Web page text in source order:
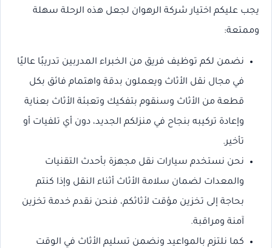
يجب عليكم اختيار شركة الرهوان لجعل هذه الرحلة سهلة
وممتعة:
نضمن لكم توظيف فريق من الخبراء المدربين تدريبًا عاليًا
في مجال نقل الأثاث ويعملون بدقة واهتمام فائق بكل
قطعة من الأثاث وسنقوم بتفكيك وتعبئة الأثاث بعناية
وإعادة تركيبه بنجاح في منزلكم الجديد، دون أي تلفيات أو
تأخير.
نحن نستخدم سيارات نقل مجهزة بأحدث التقنيات
والمعدات لضمان سلامة الأثاث أثناء النقل وإذا كنتم
بحاجة إلى تخزين مؤقت لأثاثكم، فنحن نقدم خدمة تخزين
آمنة ومراقبة.
كما نلتزم بالمواعيد ونضمن تسليم الأثاث في الوقت